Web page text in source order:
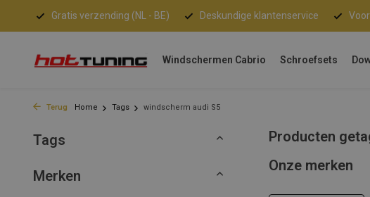
Gratis verzending (NL - BE) Deskundige klantenservice
Windschermen Cabrio Schroefsets
Terug Home Tags windscherm audi S5
Tags
Merken
Producten
Onze merken